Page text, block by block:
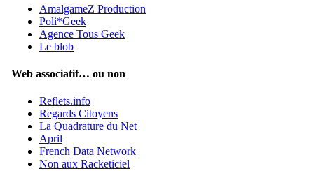
AmalgameZ Production
Poli*Geek
Agence Tous Geek
Le blob
Web associatif… ou non
Reflets.info
Regards Citoyens
La Quadrature du Net
April
French Data Network
Non aux Racketiciel